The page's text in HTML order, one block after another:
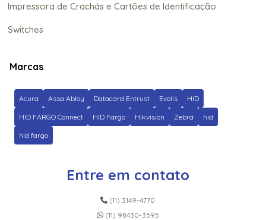
Impressora de Crachás e Cartões de Identificação
Switches
Marcas
Acura Assa Abloy Datacard Entrust Evolis HID
HID FARGO Connect HID Fargo Hikvision Zebra hid
hid fargo
Entre em contato
(11) 3149-4770
(11) 98430-3595